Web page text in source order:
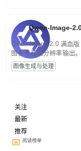
Qwen-Image-
Qwen-Image-2.0 满血
图参考和高分辨率输出。
图像生成与处理
关注
最新
推荐
阅读榜单